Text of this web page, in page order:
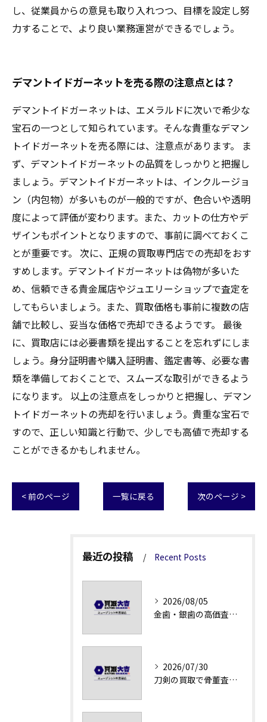
し、従業員からの意見も取り入れつつ、目標を設定し努
力することで、より良い業務運営ができるでしょう。
デマントイドガーネットを売る際の注意点とは？
デマントイドガーネットは、エメラルドに次いで希少な
宝石の一つとして知られています。そんな貴重なデマン
トイドガーネットを売る際には、注意点があります。 ま
ず、デマントイドガーネットの品質をしっかりと把握し
ましょう。デマントイドガーネットは、インクルージョ
ン（内包物）が多いものが一般的ですが、色合いや透明
度によって評価が変わります。また、カットの仕方やデ
ザインもポイントとなりますので、事前に調べておくこ
とが重要です。 次に、正規の買取専門店での売却をおす
すめします。デマントイドガーネットは偽物が多いた
め、信頼できる貴金属店やジュエリーショップで査定を
してもらいましょう。また、買取価格も事前に複数の店
舗で比較し、妥当な価格で売却できるようです。 最後
に、買取店には必要書類を提出することを忘れずにしま
しょう。身分証明書や購入証明書、鑑定書等、必要な書
類を準備しておくことで、スムーズな取引ができるよう
になります。 以上の注意点をしっかりと把握し、デマン
トイドガーネットの売却を行いましょう。貴重な宝石で
すので、正しい知識と行動で、少しでも高値で売却する
ことができるかもしれません。
< 前のページ 一覧に戻る 次のページ >
最近の投稿 Recent Posts
2026/08/05
金歯・銀歯の高価査定法徹底解説
2026/07/30
刀剣の買取で骨董査定の注意点